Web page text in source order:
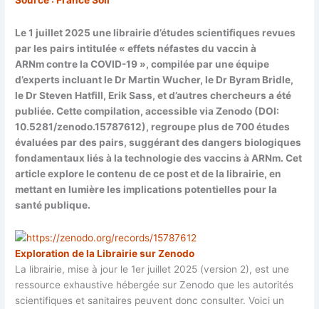
Le 1 juillet 2025 une librairie d’études scientifiques revues
par les pairs intitulée « effets néfastes du vaccin à
ARNm contre la COVID-19 », compilée par une équipe
d’experts incluant le Dr Martin Wucher, le Dr Byram Bridle,
le Dr Steven Hatfill, Erik Sass, et d’autres chercheurs a été
publiée. Cette compilation, accessible via Zenodo (DOI:
10.5281/zenodo.15787612), regroupe plus de 700 études
évaluées par des pairs, suggérant des dangers biologiques
fondamentaux liés à la technologie des vaccins à ARNm. Cet
article explore le contenu de ce post et de la librairie, en
mettant en lumière les implications potentielles pour la
santé publique.
Exploration de la Librairie sur Zenodo
La librairie, mise à jour le 1er juillet 2025 (version 2), est une
ressource exhaustive hébergée sur Zenodo que les autorités
scientifiques et sanitaires peuvent donc consulter. Voici un